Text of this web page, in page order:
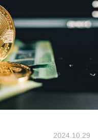
2024.10.29